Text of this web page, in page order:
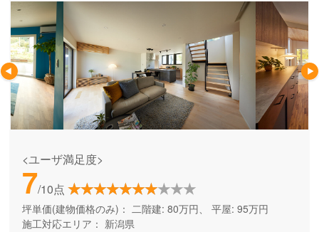
<ユーザ満足度>
7/10点
坪単価(建物価格のみ)： 二階建: 80万円、 平屋: 95万円
施工対応エリア： 新潟県